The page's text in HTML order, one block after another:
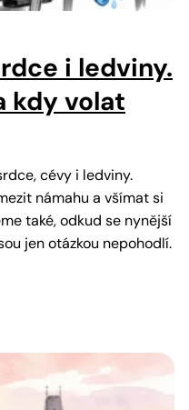
i ledviny.
kdy volat
cévy i ledviny.
námahu a všímat si
také, odkud se nynější
jen otázkou nepohodlí.